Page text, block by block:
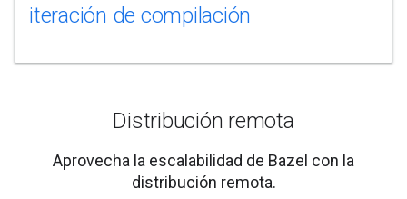
iteración de compilación
Distribución remota
Aprovecha la escalabilidad de Bazel con la
distribución remota.